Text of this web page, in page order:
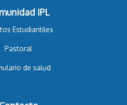
IPL
Estudiantiles
Pastoral
de salud